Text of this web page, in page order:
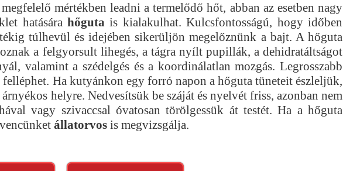
mértékben leadni a termelődő hőt, abban az esetben nagy
hatásárahőguta is kialakulhat. Kulcsfontosságú, hogy időben
túlhevül és idejében sikerüljön megelőznünk a bajt. A hőguta
a felgyorsult lihegés, a tágra nyílt pupillák, a dehidratáltságot
valamint a szédelgés és a koordinálatlan mozgás. Legrosszabb
felléphet. Ha kutyánkon egy forró napon a hőguta tüneteit észleljük,
helyre. Nedvesítsük be száját és nyelvét friss, azonban nem
vagy szivaccsal óvatosan törölgessük át testét. Ha a hőguta
állatorvos is megvizsgálja.